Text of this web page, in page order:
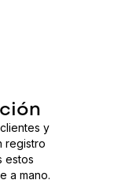
y
registro
estos
a mano.